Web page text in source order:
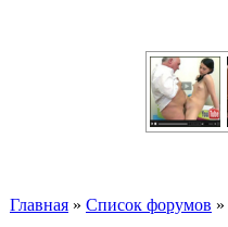
Главная » Список форумов »